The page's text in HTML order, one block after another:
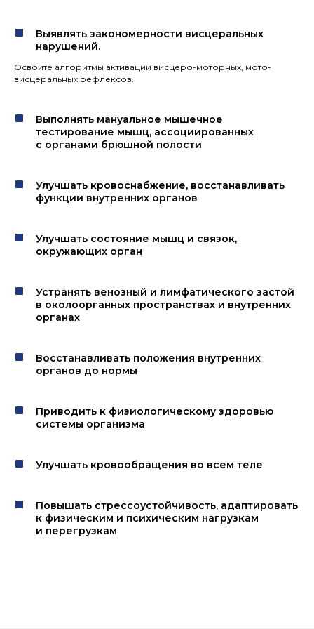
Выявлять закономерности висцеральных
нарушений.
Освоите алгоритмы активации висцеро-моторных, мото-
висцеральных рефлексов.
Выполнять мануальное мышечное
тестирование мышц, ассоциированных
с органами брюшной полости
Улучшать кровоснабжение, восстанавливать
функции внутренних органов
Улучшать состояние мышц и связок,
окружающих орган
Устранять венозный и лимфатического застой
в околоорганных пространствах и внутренних
органах
Восстанавливать положения внутренних
органов до нормы
Приводить к физиологическому здоровью
системы организма
Улучшать кровообращения во всем теле
Повышать стрессоустойчивость, адаптировать
к физическим и психическим нагрузкам
и перегрузкам